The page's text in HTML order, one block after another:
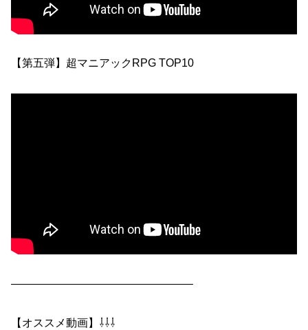
【第五弾】超マニアックRPG TOP10
————————————————–
【オススメ動画】⇩⇩⇩